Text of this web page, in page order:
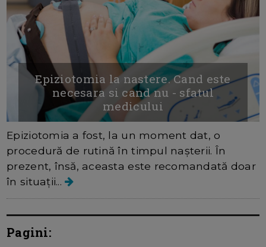
Epiziotomia la nastere. Cand este
necesara si cand nu - sfatul
medicului
Epiziotomia a fost, la un moment dat, o
procedură de rutină în timpul nașterii. În
prezent, însă, aceasta este recomandată doar
în situații...
Pagini: